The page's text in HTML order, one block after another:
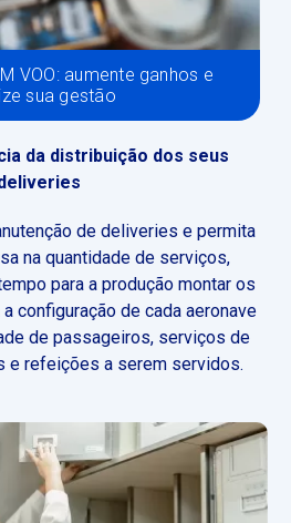
VOO: aumente ganhos e
sua gestão
da distribuição dos seus
de deliveries e permita
na quantidade de serviços,
para a produção montar os
configuração de cada aeronave
de passageiros, serviços de
e refeições a serem servidos.